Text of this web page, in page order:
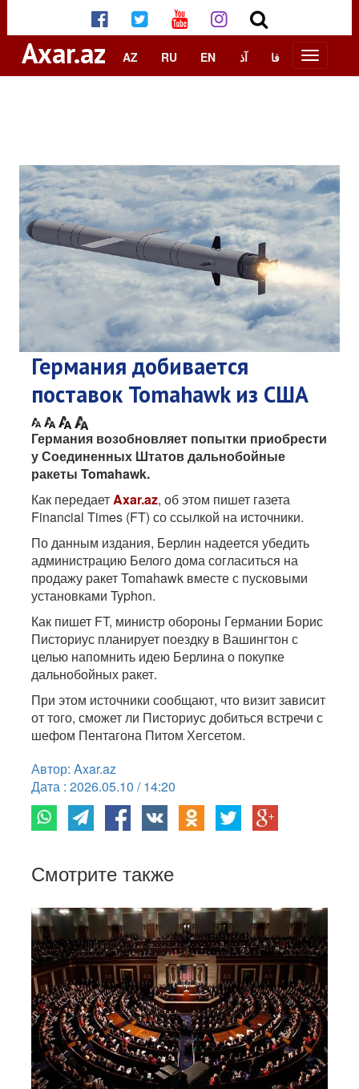
Axar.az AZ RU EN آذ فا
Германия добивается
поставок Tomahawk из США
Германия возобновляет попытки приобрести
у Соединенных Штатов дальнобойные
ракеты Tomahawk.
Как передаетAxar.az, об этом пишет газета
Financial Times (FT) со ссылкой на источники.
По данным издания, Берлин надеется убедить
администрацию Белого дома согласиться на
продажу ракет Tomahawk вместе с пусковыми
установками Typhon.
Как пишет FT, министр обороны Германии Борис
Писториус планирует поездку в Вашингтон с
целью напомнить идею Берлина о покупке
дальнобойных ракет.
При этом источники сообщают, что визит зависит
от того, сможет ли Писториус добиться встречи с
шефом Пентагона Питом Хегсетом.
Автор: Axar.az
Дата : 2026.05.10 / 14:20
Смотрите также